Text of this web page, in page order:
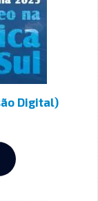
Digital)